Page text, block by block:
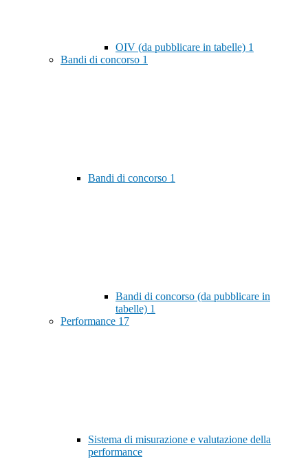
OIV (da pubblicare in tabelle) 1
Bandi di concorso 1
Bandi di concorso 1
Bandi di concorso (da pubblicare in
tabelle) 1
Performance 17
Sistema di misurazione e valutazione della
performance